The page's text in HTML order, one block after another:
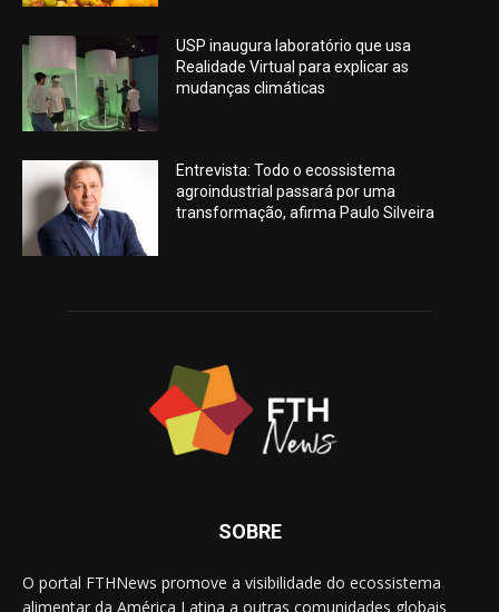
USP inaugura laboratório que usa
Realidade Virtual para explicar as
mudanças climáticas
Entrevista: Todo o ecossistema
agroindustrial passará por uma
transformação, afirma Paulo Silveira
SOBRE
O portal FTHNews promove a visibilidade do ecossistema
alimentar da América Latina a outras comunidades globais